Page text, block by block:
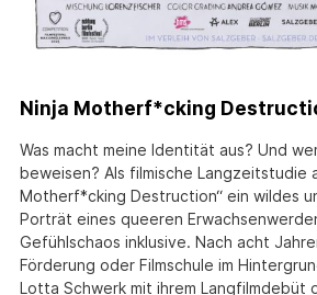
Ninja Motherf*cking
Was macht meine Identität aus? Und
beweisen? Als filmische Langzeitstudie
Motherf*cking Destruction“ ein wildes
Porträt eines queeren
Gefühlschaos inklusive. Nach acht
Förderung oder Filmschule im
Lotta Schwerk mit ihrem Langfilmdebüt